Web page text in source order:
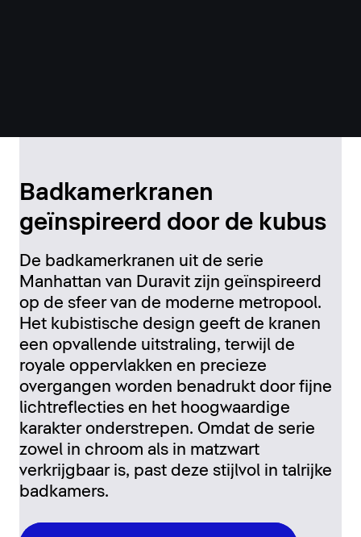
Badkamerkranen
geïnspireerd door de kubus
De badkamerkranen uit de serie
Manhattan van Duravit zijn geïnspireerd
op de sfeer van de moderne metropool.
Het kubistische design geeft de kranen
een opvallende uitstraling, terwijl de
royale oppervlakken en precieze
overgangen worden benadrukt door fijne
lichtreflecties en het hoogwaardige
karakter onderstrepen. Omdat de serie
zowel in chroom als in matzwart
verkrijgbaar is, past deze stijlvol in talrijke
badkamers.